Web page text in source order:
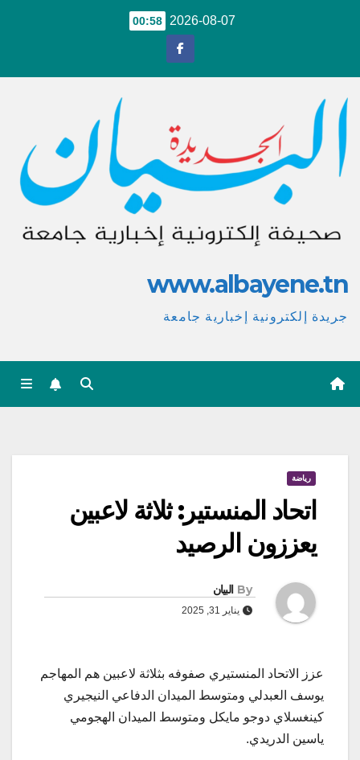
2026-08-07
00:58
www.albayene.tn
جريدة إلكترونية إخبارية جامعة
رياضة
اتحاد المنستير: ثلاثة لاعبين
يعززون الرصيد
By البيان
يناير 31, 2025
عزز الاتحاد المنستيري صفوفه بثلاثة لاعبين هم المهاجم
يوسف العبدلي ومتوسط الميدان الدفاعي النيجيري
كينغسلاي دوجو مايكل ومتوسط الميدان الهجومي
ياسين الدريدي.